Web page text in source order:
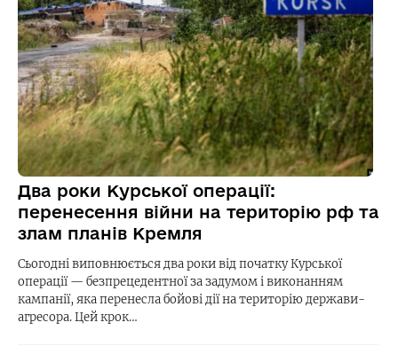
Два роки Курської операції:
перенесення війни на територію рф та
злам планів Кремля
Сьогодні виповнюється два роки від початку Курської
операції — безпрецедентної за задумом і виконанням
кампанії, яка перенесла бойові дії на територію держави-
агресора. Цей крок…